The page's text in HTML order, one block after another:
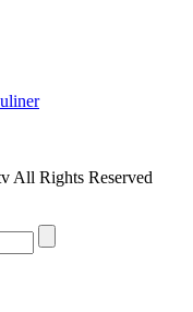
All Rights Reserved